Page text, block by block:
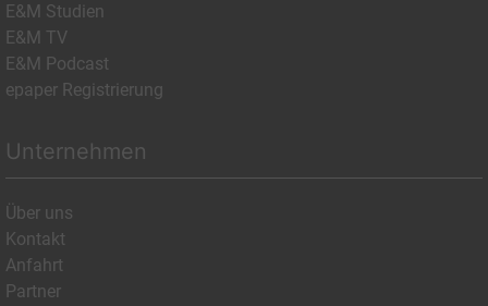
E&M Studien
E&M TV
E&M Podcast
epaper Registrierung
Unternehmen
Über uns
Kontakt
Anfahrt
Partner